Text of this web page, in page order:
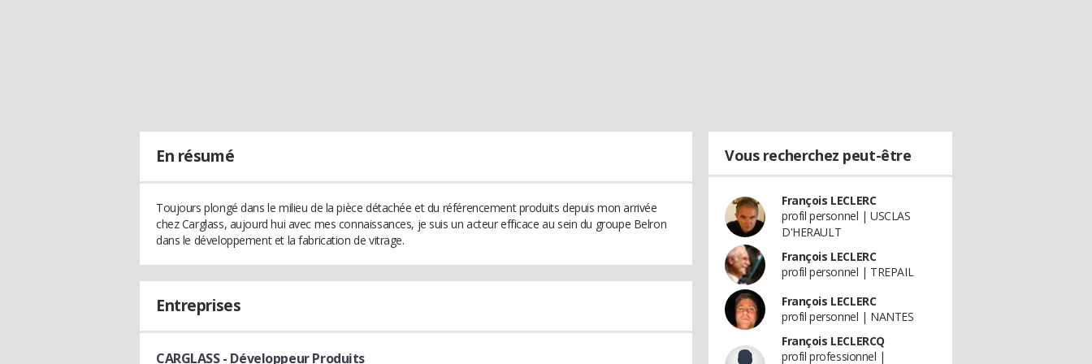
En résumé
Toujours plongé dans le milieu de la pièce détachée et du référencement produits depuis mon arrivée
chez Carglass, aujourd hui avec mes connaissances, je suis un acteur efficace au sein du groupe Belron
dans le développement et la fabrication de vitrage.
Entreprises
CARGLASS- Développeur Produits
Vous recherchez peut-être
François LECLERC
profil personnel | USCLAS
D'HERAULT
François LECLERC
profil personnel | TREPAIL
François LECLERC
profil personnel | NANTES
François LECLERCQ
profil professionnel |